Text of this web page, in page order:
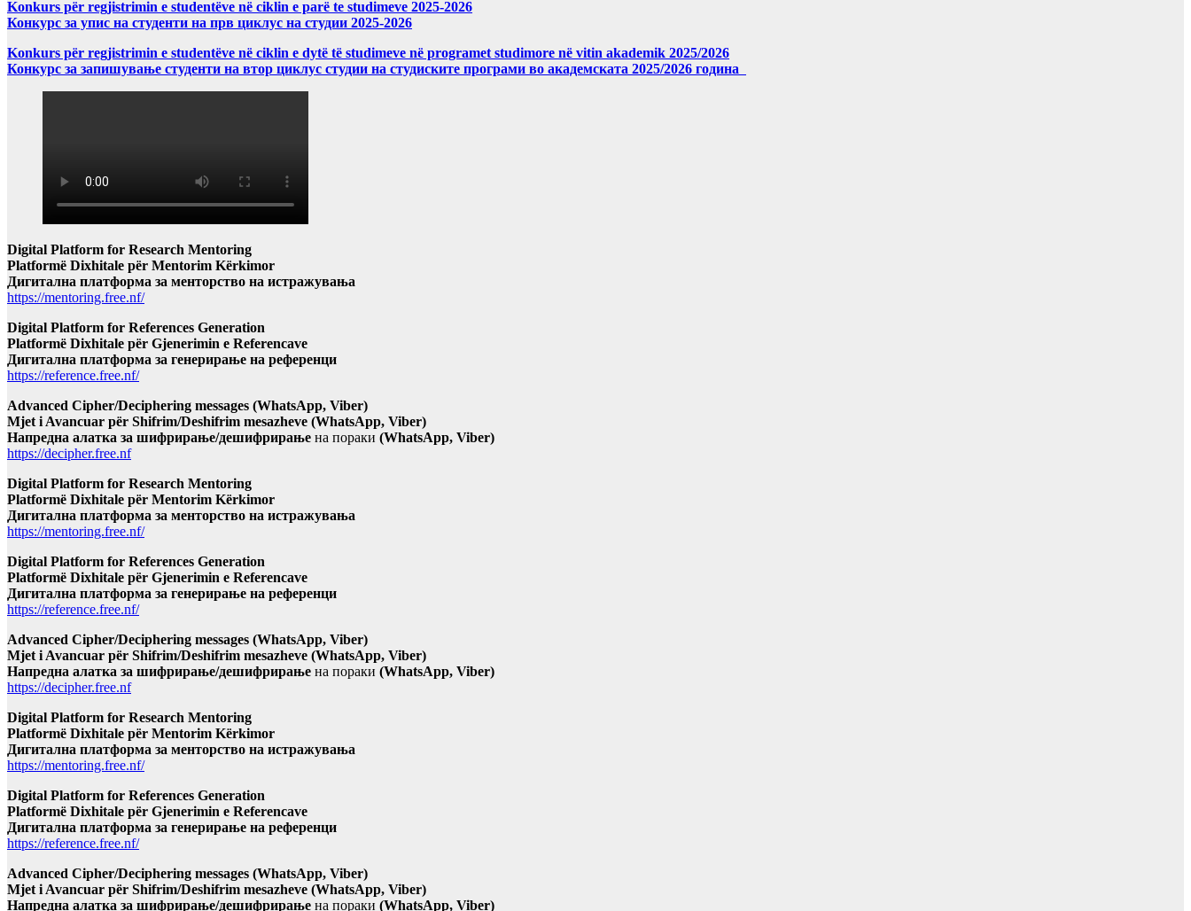
Konkurs për regjistrimin e studentëve në ciklin e parë te studimeve 2025-2026
Конкурс за упис на студенти на прв циклус на студии 2025-2026
Konkurs për regjistrimin e studentëve në ciklin e dytë të studimeve në programet studimore në vitin akademik 2025/2026
Конкурс за запишување студенти на втор циклус студии на студиските програми во академската 2025/2026 година
Digital Platform for Research Mentoring
Platformë Dixhitale për Mentorim Kërkimor
Дигитална платформа за менторство на истражувања
https://mentoring.free.nf/
Digital Platform for References Generation
Platformë Dixhitale për Gjenerimin e Referencave
Дигитална платформа за генерирање на референци
https://reference.free.nf/
Advanced Cipher/Deciphering messages (WhatsApp, Viber)
Mjet i Avancuar për Shifrim/Deshifrim mesazheve (WhatsApp, Viber)
Напредна алатка за шифрирање/дешифрирање на пораки (WhatsApp, Viber)
https://decipher.free.nf
Digital Platform for Research Mentoring
Platformë Dixhitale për Mentorim Kërkimor
Дигитална платформа за менторство на истражувања
https://mentoring.free.nf/
Digital Platform for References Generation
Platformë Dixhitale për Gjenerimin e Referencave
Дигитална платформа за генерирање на референци
https://reference.free.nf/
Advanced Cipher/Deciphering messages (WhatsApp, Viber)
Mjet i Avancuar për Shifrim/Deshifrim mesazheve (WhatsApp, Viber)
Напредна алатка за шифрирање/дешифрирање на пораки (WhatsApp, Viber)
https://decipher.free.nf
Digital Platform for Research Mentoring
Platformë Dixhitale për Mentorim Kërkimor
Дигитална платформа за менторство на истражувања
https://mentoring.free.nf/
Digital Platform for References Generation
Platformë Dixhitale për Gjenerimin e Referencave
Дигитална платформа за генерирање на референци
https://reference.free.nf/
Advanced Cipher/Deciphering messages (WhatsApp, Viber)
Mjet i Avancuar për Shifrim/Deshifrim mesazheve (WhatsApp, Viber)
Напредна алатка за шифрирање/дешифрирање на пораки (WhatsApp, Viber)